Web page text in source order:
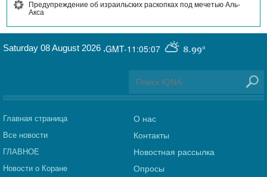
Предупреждение об израильских раскопках под мечетью Аль-
Акса
GMT-11:05:07 8.99°
Saturday 08 August 2026 ,
Главная страница
Все новости
ГЛАВНОЕ
Новости о Коране
О нас
Контакты
Новостная рассылка
Опросы